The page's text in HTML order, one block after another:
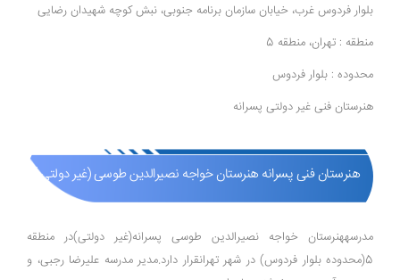
بلوار فردوس غرب، خیابان سازمان برنامه جنوبی، نبش کوچه شهیدان رضایی
منطقه : تهران، منطقه 5
محدوده : بلوار فردوس
هنرستان فنی غیر دولتی پسرانه
هنرستان فنی پسرانه هنرستان خواجه نصیرالدین طوسی (غیر دولتی )
مدرسههنرستان خواجه نصیرالدین طوسی پسرانه(غیر دولتی)در منطقه
5(محدوده بلوار فردوس) در شهر تهرانقرار دارد.مدیر مدرسه علیرضا رجبی، و